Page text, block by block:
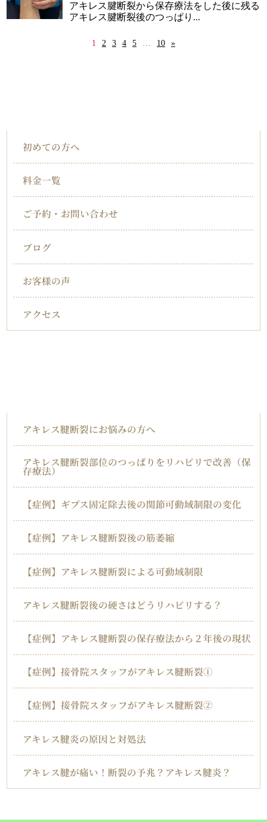
アキレス腱断裂から保存療法をした後に残る
アキレス腱断裂後のつっぱり...
1 2 3 4 5 10 »
初めての方へ
料金一覧
ご予約・お問い合わせ
ブログ
お客様の声
アクセス
アキレス腱断裂にお悩みの方へ
アキレス腱断裂部位のつっぱりをリハビリで改善（保
存療法）
【症例】ギプス固定除去後の関節可動域制限の変化
【症例】アキレス腱断裂後の筋萎縮
【症例】アキレス腱断裂による可動域制限
アキレス腱断裂後の硬さはどうリハビリする？
【症例】アキレス腱断裂の保存療法から２年後の現状
【症例】接骨院スタッフがアキレス腱断裂①
【症例】接骨院スタッフがアキレス腱断裂②
アキレス腱炎の原因と対処法
アキレス腱が痛い！断裂の予兆？アキレス腱炎？